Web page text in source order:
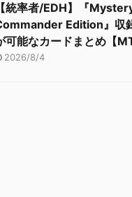
【統率者/EDH】『
Edition』収
可能なカードまとめ【
2026/8/4